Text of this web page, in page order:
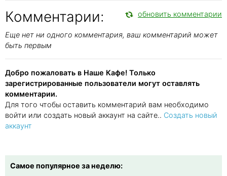
Комментарии: обновить комментарии
Еще нет ни одного комментария, ваш комментарий может
быть первым
Добро пожаловать в Наше Кафе! Только
зарегистрированные пользователи могут оставлять
комментарии.
Для того чтобы оставить комментарий вам необходимо
войти или создать новый аккаунт на сайте.. Создать новый
аккаунт
Самое популярное за неделю: